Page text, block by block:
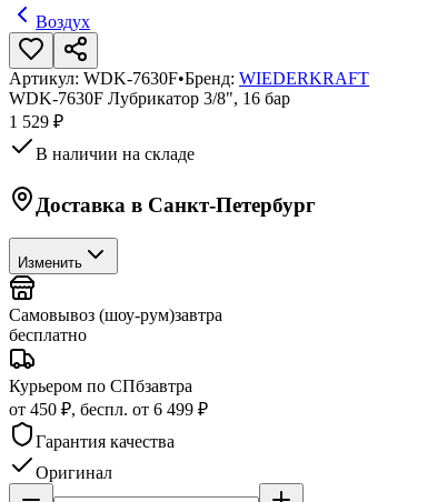
Воздух
Артикул: WDK-7630F•Бренд: WIEDERKRAFT
WDK-7630F Лубрикатор 3/8", 16 бар
1 529 ₽
В наличии на складе
Доставка в Санкт-Петербург
Изменить
Самовывоз (шоу-рум)завтра
бесплатно
Курьером по СПбзавтра
от 450 ₽, беспл. от 6 499 ₽
Гарантия качества
Оригинал